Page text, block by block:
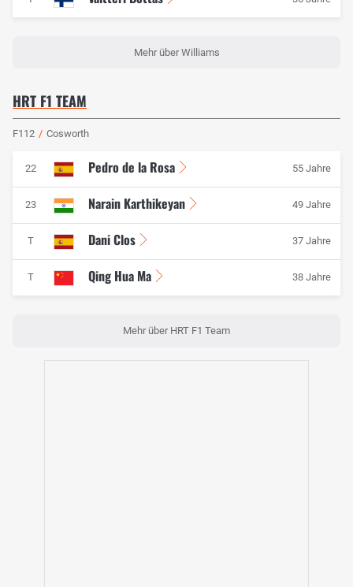
Mehr über Williams
HRT F1 TEAM
F112 / Cosworth
22 Pedro de la Rosa 55 Jahre
23 Narain Karthikeyan 49 Jahre
T Dani Clos 37 Jahre
T Qing Hua Ma 38 Jahre
Mehr über HRT F1 Team